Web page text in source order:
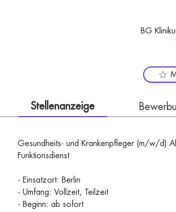
BG
Stellenanzeige
Gesundheits- und Krankenpfleger (m/w/d)
Funktionsdienst
- Einsatzort: Berlin
- Umfang: Vollzeit, Teilzeit
- Beginn: ab sofort